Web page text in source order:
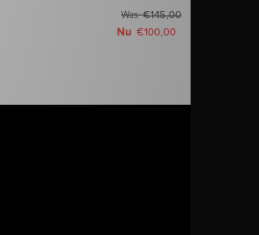
Was€145,00
Nu €100,00